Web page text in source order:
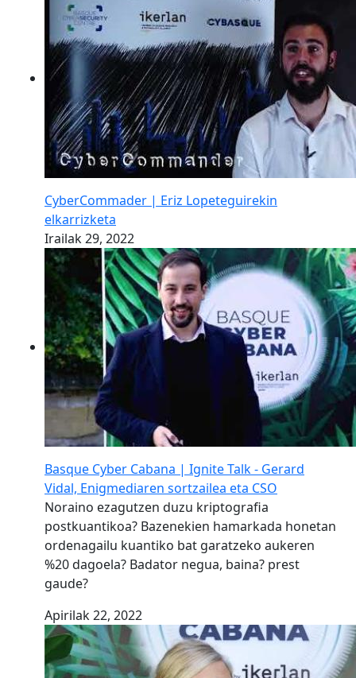
CyberCommader | Eriz Lopeteguirekin
elkarrizketa
Irailak 29, 2022
Basque Cyber Cabana | Ignite Talk - Gerard
Vidal, Enigmediaren sortzailea eta CSO
Noraino ezagutzen duzu kriptografia
postkuantikoa? Bazenekien hamarkada honetan
ordenagailu kuantiko bat garatzeko aukeren
%20 dagoela? Badator negua, baina? prest
gaude?
Apirilak 22, 2022